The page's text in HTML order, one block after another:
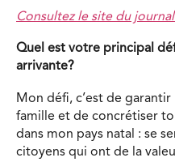
Consultez le site du
Quel est votre principal
arrivante?
Mon défi, c’est de
famille et de concrétiser
dans mon pays natal : se
citoyens qui ont de la